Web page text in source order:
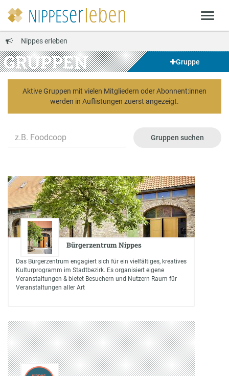
Nippes erleben
GRUPPEN Gruppe
Aktive Gruppen mit vielen Mitgliedern oder Abonnent:innen
werden in Auflistungen zuerst angezeigt.
Name
Gruppen suchen
Bürgerzentrum Nippes
Das Bürgerzentrum engagiert sich für ein vielfältiges, kreatives
Kulturprogramm im Stadtbezirk. Es organisiert eigene
Veranstaltungen & bietet Besuchern und Nutzern Raum für
Veranstaltungen aller Art